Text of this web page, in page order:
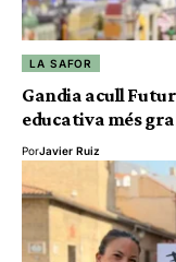
LA SAFOR
Gandia acull
educativa més
PorJavier Ruiz